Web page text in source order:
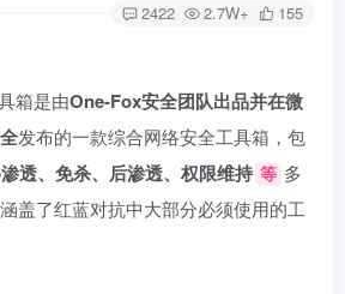
2422 2.7W+ 155
箱是由One-Fox安全团队出品并在微
发布的一款综合网络安全工具箱，包
透、免杀、后渗透、权限维持 等 多
盖了红蓝对抗中大部分必须使用的工